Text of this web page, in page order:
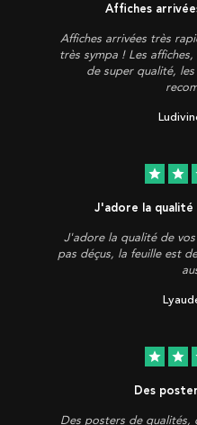
Affiches
Affiches arrivées très
très sympa ! Les
de super qualité,
star star
J'adore la
J'adore la qualité de
pas déçus, la feuille est
star star
Des
Des posters de qualités,